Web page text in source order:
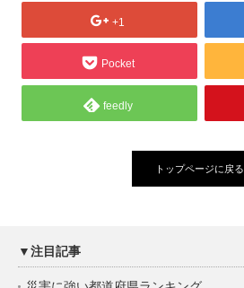
+1
Pocket
feedly
トップページに戻る
▼注目記事